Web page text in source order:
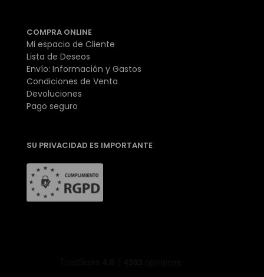
COMPRA ONLINE
Mi espacio de Cliente
Lista de Deseos
Envío: Información y Gastos
Condiciones de Venta
Devoluciones
Pago seguro
SU PRIVACIDAD ES IMPORTANTE